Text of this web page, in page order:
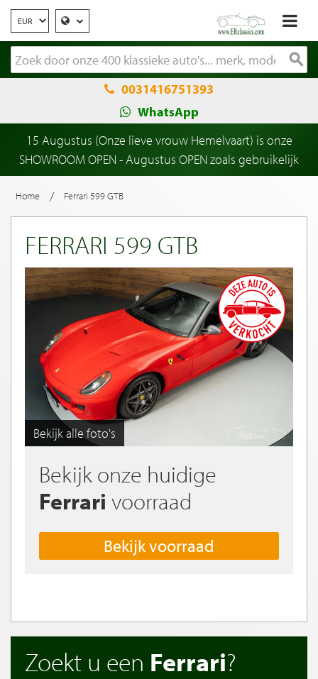
0031416751393
WhatsApp
15 Augustus (Onze lieve vrouw Hemelvaart) is onze
SHOWROOM OPEN - Augustus OPEN zoals gebruikelijk
Home / Ferrari 599 GTB
FERRARI 599 GTB
Bekijk alle foto's
Bekijk onze huidige
Ferrari voorraad
Bekijk voorraad
Zoekt u een Ferrari?